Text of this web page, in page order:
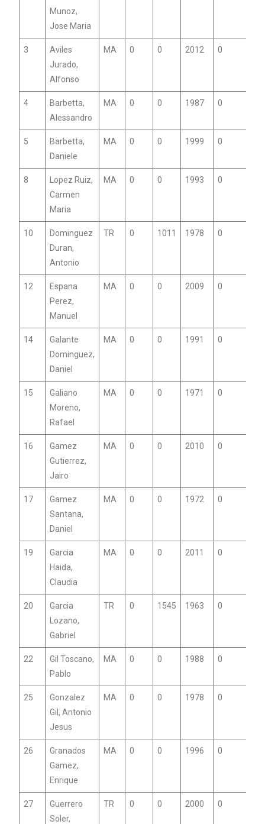
Munoz,
Jose Maria
3
Aviles
Jurado,
Alfonso
MA 0 0 2012 0
4
Barbetta,
Alessandro
MA 0 0 1987 0
5
Barbetta,
Daniele
MA 0 0 1999 0
8
Lopez Ruiz,
Carmen
Maria
MA 0 0 1993 0
10
Dominguez
Duran,
Antonio
TR 0 1011 1978 0
12
Espana
Perez,
Manuel
MA 0 0 2009 0
14
Galante
Dominguez,
Daniel
MA 0 0 1991 0
15
Galiano
Moreno,
Rafael
MA 0 0 1971 0
16
Gamez
Gutierrez,
Jairo
MA 0 0 2010 0
17
Gamez
Santana,
Daniel
MA 0 0 1972 0
19
Garcia
Haida,
Claudia
MA 0 0 2011 0
20
Garcia
Lozano,
Gabriel
TR 0 1545 1963 0
22
Gil Toscano,
Pablo
MA 0 0 1988 0
25
Gonzalez
Gil, Antonio
Jesus
MA 0 0 1978 0
26
Granados
Gamez,
Enrique
MA 0 0 1996 0
27
Guerrero
Soler,
TR 0 0 2000 0